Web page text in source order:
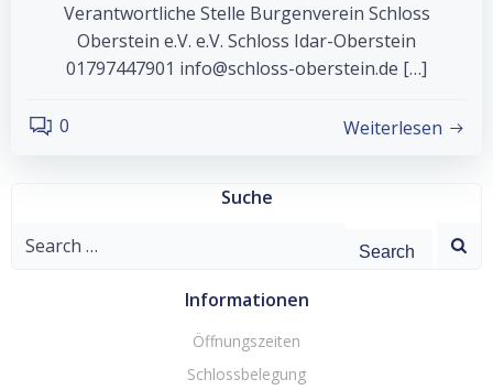
Verantwortliche Stelle Burgenverein Schloss
Oberstein e.V. e.V. Schloss Idar-Oberstein
01797447901 info@schloss-oberstein.de […]
0 Weiterlesen
Suche
Search
Informationen
Öffnungszeiten
Schlossbelegung